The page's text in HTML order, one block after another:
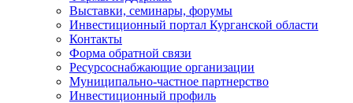
Выставки, семинары, форумы
Инвестиционный портал Курганской области
Контакты
Форма обратной связи
Ресурсоснабжающие организации
Муниципально-частное партнерство
Инвестиционный профиль